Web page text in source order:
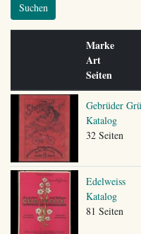
Suchen
Marke
Art
Seiten
Gebrüder
Katalog
32 Seiten
Edelweiss
Katalog
81 Seiten